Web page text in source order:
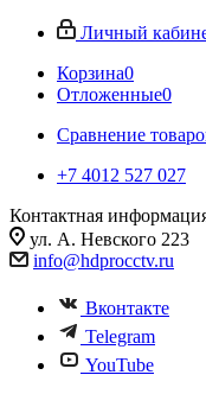
Личный
Корзина0
Отложенные0
Сравнение
+7 4012 527 027
Контактная
ул. А. Невского 223
info@hdprocctv.ru
Вконтакте
Telegram
YouTube